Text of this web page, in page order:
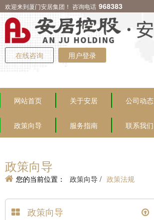
欢迎来到厦门安居集团！ 咨询电话 968383
在线咨询 用户登录
网站首页 关于安居 公司动态
政策向导 服务指南 联系我们
政策向导
您的当前位置： 政策向导 / 政策法规
政策向导